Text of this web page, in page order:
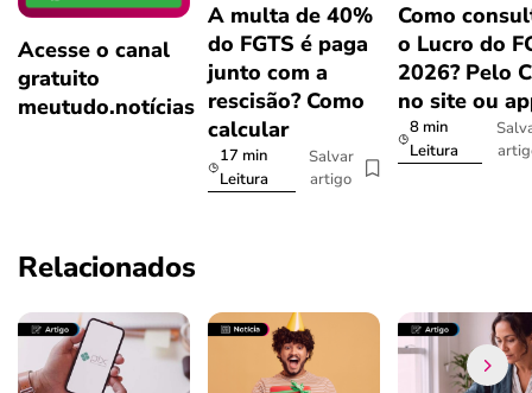
Acesse o canal
gratuito
meutudo.notícias
A multa de 40%
do FGTS é paga
junto com a
rescisão? Como
calcular
17 min
Leitura
Salvar
artigo
Como
o Lucro do
2026? Pelo
no site ou
8 min
Leitura
Relacionados